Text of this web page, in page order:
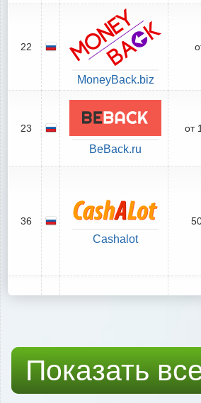
22
MoneyBack.biz
23
BeBack.ru
от
36
Cashalot
Показать